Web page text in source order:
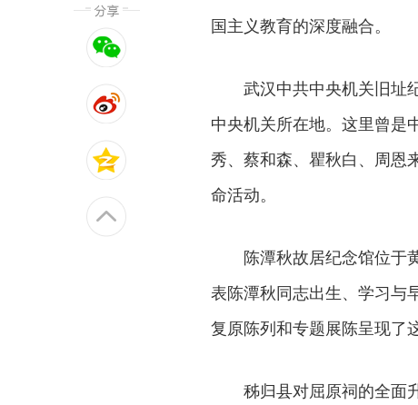
国主义教育的深度融合。
武汉中共中央机关旧址
中央机关所在地。这里曾是
秀、蔡和森、瞿秋白、周恩
命活动。
陈潭秋故居纪念馆位于
表陈潭秋同志出生、学习与
复原陈列和专题展陈呈现了
秭归县对屈原祠的全面